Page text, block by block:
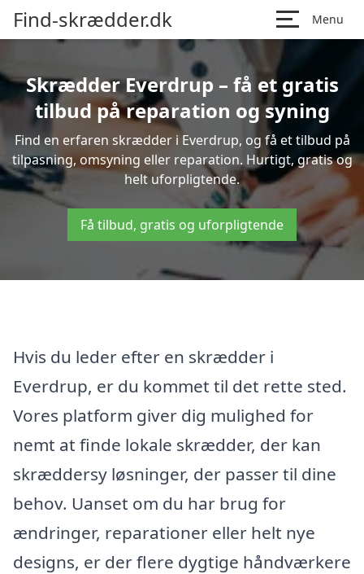
Find-skrædder.dk Menu
Skrædder Everdrup – få et gratis
tilbud på reparation og syning
Find en erfaren skrædder i Everdrup, og få et tilbud på
tilpasning, omsyning eller reparation. Hurtigt, gratis og
helt uforpligtende.
Få tilbud, gratis og uforpligtende
Hvis du leder efter en skrædder i
Everdrup, er du kommet til det rette sted.
Vores platform giver dig mulighed for
nemt at finde lokale skrædder, der kan
skræddersy løsninger, der passer til dine
behov. Uanset om du har brug for
ændringer, reparationer eller helt nye
designs, er der flere dygtige håndværkere